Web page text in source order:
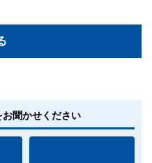
聞かせください